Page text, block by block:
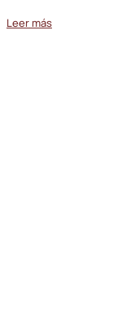
Leer más